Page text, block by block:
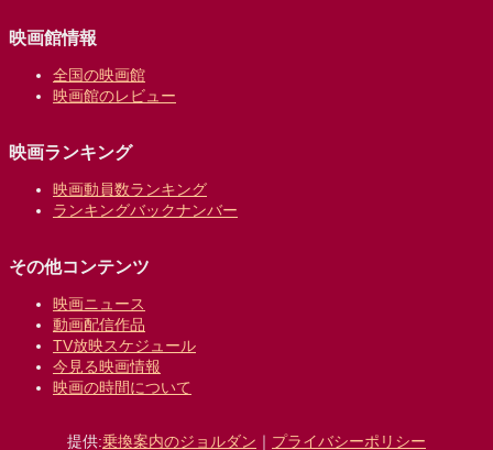
映画館情報
全国の映画館
映画館のレビュー
映画ランキング
映画動員数ランキング
ランキングバックナンバー
その他コンテンツ
映画ニュース
動画配信作品
TV放映スケジュール
今見る映画情報
映画の時間について
提供:乗換案内のジョルダン ｜ プライバシーポリシー